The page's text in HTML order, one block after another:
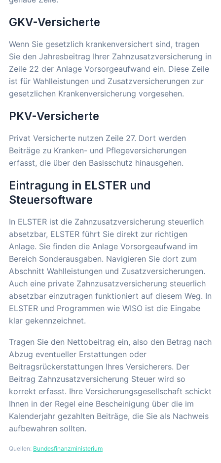
GKV-Versicherte
Wenn Sie gesetzlich krankenversichert sind, tragen
Sie den Jahresbeitrag Ihrer Zahnzusatzversicherung in
Zeile 22 der Anlage Vorsorgeaufwand ein. Diese Zeile
ist für Wahlleistungen und Zusatzversicherungen zur
gesetzlichen Krankenversicherung vorgesehen.
PKV-Versicherte
Privat Versicherte nutzen Zeile 27. Dort werden
Beiträge zu Kranken- und Pflegeversicherungen
erfasst, die über den Basisschutz hinausgehen.
Eintragung in ELSTER und
Steuersoftware
In ELSTER ist die Zahnzusatzversicherung steuerlich
absetzbar, ELSTER führt Sie direkt zur richtigen
Anlage. Sie finden die Anlage Vorsorgeaufwand im
Bereich Sonderausgaben. Navigieren Sie dort zum
Abschnitt Wahlleistungen und Zusatzversicherungen.
Auch eine private Zahnzusatzversicherung steuerlich
absetzbar einzutragen funktioniert auf diesem Weg. In
ELSTER und Programmen wie WISO ist die Eingabe
klar gekennzeichnet.
Tragen Sie den Nettobeitrag ein, also den Betrag nach
Abzug eventueller Erstattungen oder
Beitragsrückerstattungen Ihres Versicherers. Der
Beitrag Zahnzusatzversicherung Steuer wird so
korrekt erfasst. Ihre Versicherungsgesellschaft schickt
Ihnen in der Regel eine Bescheinigung über die im
Kalenderjahr gezahlten Beiträge, die Sie als Nachweis
aufbewahren sollten.
Quellen: Bundesfinanzministerium